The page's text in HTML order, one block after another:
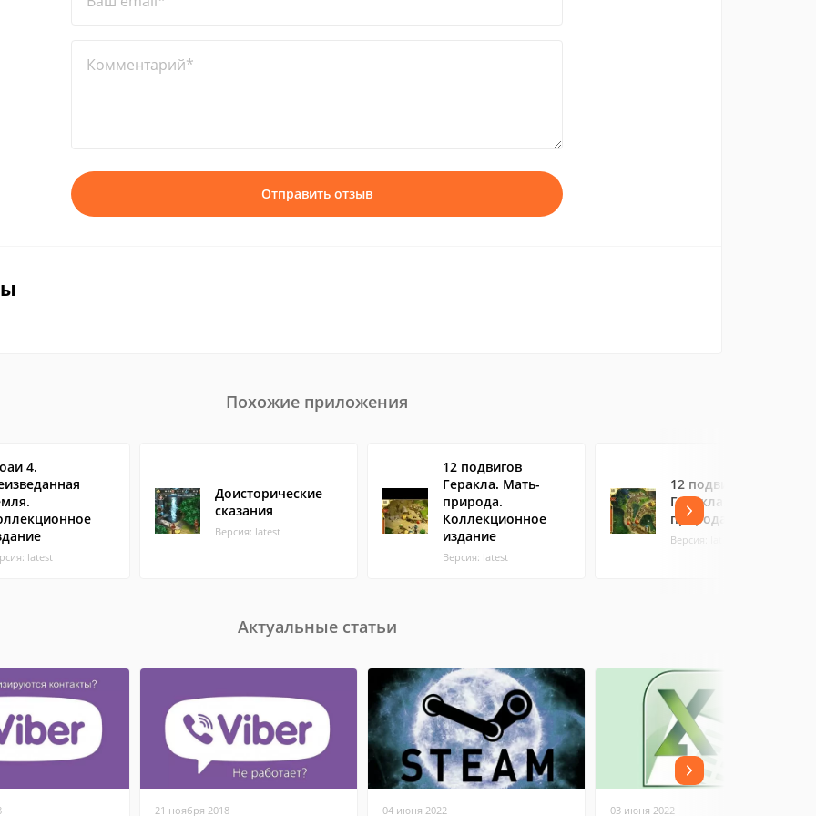
Комментарий*
Отправить отзыв
Похожие приложения
4.
latest
Доисторические
сказания
Версия: latest
12 подвигов
Геракла. Мать-
природа.
Коллекционное
издание
Версия: latest
12 подвигов
Геракла. Мать-
природа
Версия: latest
Актуальные статьи
21 ноября 2018 04 июня 2022 03 июня 2022